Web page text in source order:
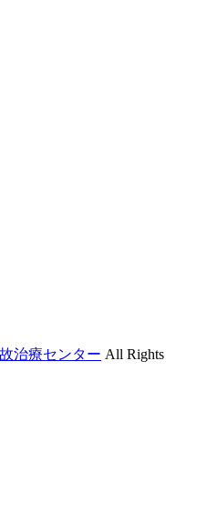
治療センター All Rights